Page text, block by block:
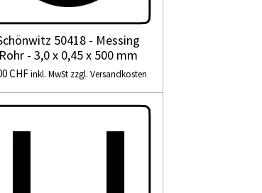
50418 - Messing
Rohr - 3,0 x 0,45 x 500 mm
CHFinkl. MwSt zzgl. Versandkosten